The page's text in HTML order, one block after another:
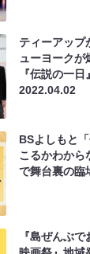
ティーアップ
ューヨークが
『伝説の一
2022.04.02
BSよしもと
こるかわから
で舞台裏の
『島ぜんぶ